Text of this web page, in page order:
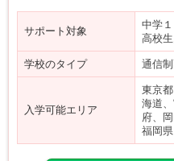
サポート対象
中学
高校
学校のタイプ 通信
入学可能エリア
東京
海道
府、
福岡